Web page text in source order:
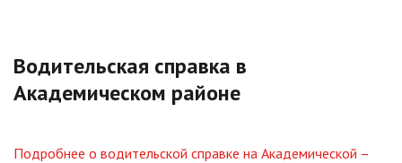
Водительская справка в
Академическом районе
Подробнее о водительской справке на Академической –